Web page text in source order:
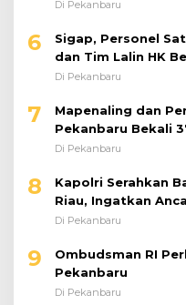
Di Pekanbaru
6
Sigap, Personel
dan Tim Lalin HK
Kecelakaan di Tol
Di Pekanbaru
7
Mapenaling dan
Pekanbaru Bekali
Edukasi TBC, HIV,
Di Pekanbaru
8
Kapolri Serahkan
Riau, Ingatkan
Prioritaskan
Di Pekanbaru
9
Ombudsman RI
Pekanbaru
Di Pekanbaru